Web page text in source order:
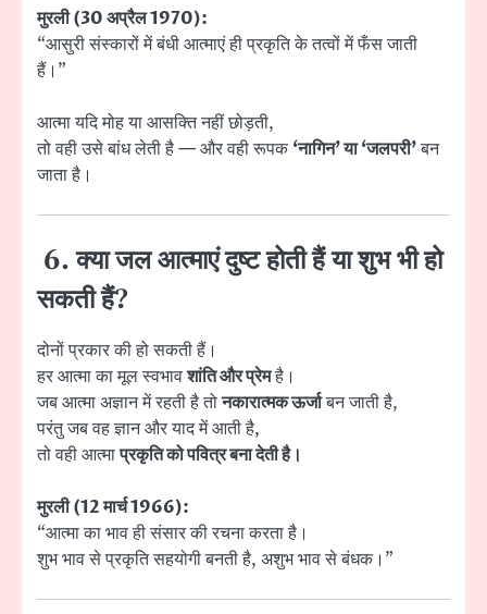
मुरली (30 अप्रैल 1970):
“आसुरी संस्कारों में बंधी आत्माएं ही प्रकृति के तत्वों में फँस जाती
हैं।”
आत्मा यदि मोह या आसक्ति नहीं छोड़ती,
तो वही उसे बांध लेती है — और वही रूपक ‘नागिन’ या ‘जलपरी’बन
जाता है।
6. क्या जल आत्माएं दुष्ट होती हैं या शुभ भी हो
सकती हैं?
दोनों प्रकार की हो सकती हैं।
हर आत्मा का मूल स्वभावशांति और प्रेमहै।
जब आत्मा अज्ञान में रहती है तोनकारात्मक ऊर्जाबन जाती है,
परंतु जब वह ज्ञान और याद में आती है,
तो वही आत्माप्रकृति को पवित्र बना देती है।
मुरली (12 मार्च 1966):
“आत्मा का भाव ही संसार की रचना करता है।
शुभ भाव से प्रकृति सहयोगी बनती है, अशुभ भाव से बंधक।”